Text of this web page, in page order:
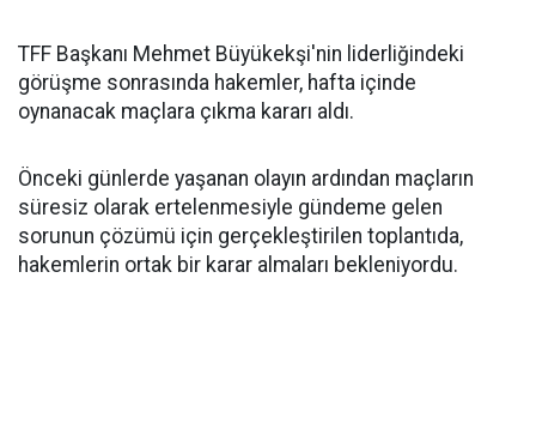
TFF Başkanı Mehmet Büyükekşi'nin liderliğindeki
görüşme sonrasında hakemler, hafta içinde
oynanacak maçlara çıkma kararı aldı.
Önceki günlerde yaşanan olayın ardından maçların
süresiz olarak ertelenmesiyle gündeme gelen
sorunun çözümü için gerçekleştirilen toplantıda,
hakemlerin ortak bir karar almaları bekleniyordu.